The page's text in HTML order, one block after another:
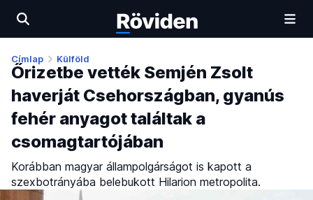
Címlap Külföld
Őrizetbe vették Semjén Zsolt
haverját Csehországban, gyanús
fehér anyagot találtak a
csomagtartójában
Korábban magyar állampolgárságot is kapott a
szexbotrányába belebukott Hilarion metropolita.